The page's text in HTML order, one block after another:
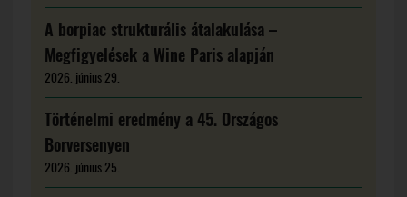
A borpiac strukturális átalakulása –
Megfigyelések a Wine Paris alapján
2026. június 29.
Történelmi eredmény a 45. Országos
Borversenyen
2026. június 25.